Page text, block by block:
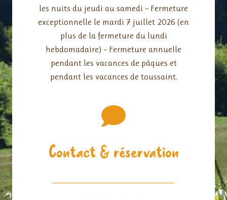
les nuits du jeudi au samedi – Fermeture
exceptionnelle le mardi 7 juillet 2026 (en
plus de la fermeture du lundi
hebdomadaire) – Fermeture annuelle
pendant les vacances de pâques et
pendant les vacances de toussaint.
Contact & réservation